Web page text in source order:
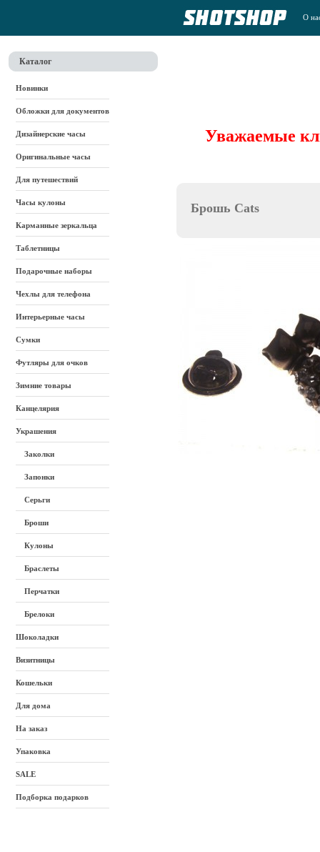
О
Каталог
Новинки
Обложки для документов
Дизайнерские часы
Оригинальные часы
Для путешествий
Часы кулоны
Карманные зеркальца
Таблетницы
Подарочные наборы
Чехлы для телефона
Интерьерные часы
Сумки
Футляры для очков
Зимние товары
Канцелярия
Украшения
Заколки
Запонки
Серьги
Броши
Кулоны
Браслеты
Перчатки
Брелоки
Шоколадки
Визитницы
Кошельки
Для дома
На заказ
Упаковка
SALE
Подборка подарков
Уважаемые
Брошь Cats